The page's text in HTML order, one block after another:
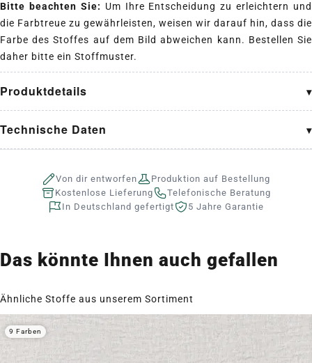
Bitte beachten Sie: Um Ihre Entscheidung zu erleichtern und
die Farbtreue zu gewährleisten, weisen wir darauf hin, dass die
Farbe des Stoffes auf dem Bild abweichen kann. Bestellen Sie
daher bitte ein Stoffmuster.
Produktdetails
Technische Daten
Von dir entworfen
Produktion auf Bestellung
Kostenlose Lieferung
Telefonische Beratung
In Deutschland gefertigt
5 Jahre Garantie
Das könnte Ihnen auch gefallen
Ähnliche Stoffe aus unserem Sortiment
9 Farben